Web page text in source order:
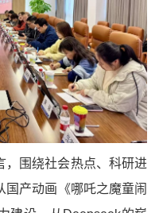
，围绕社会热点、科研进
国产动画《哪吒之魔童闹